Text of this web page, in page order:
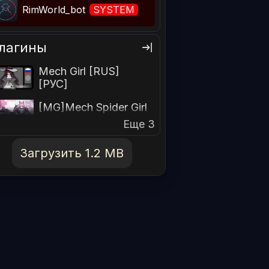
RimWorld_bot SYSTEM
Mech Girl [RUS]
[РУС]
[MG]Mech Spider Girl
Еще 3
Загрузить 1.2 MB